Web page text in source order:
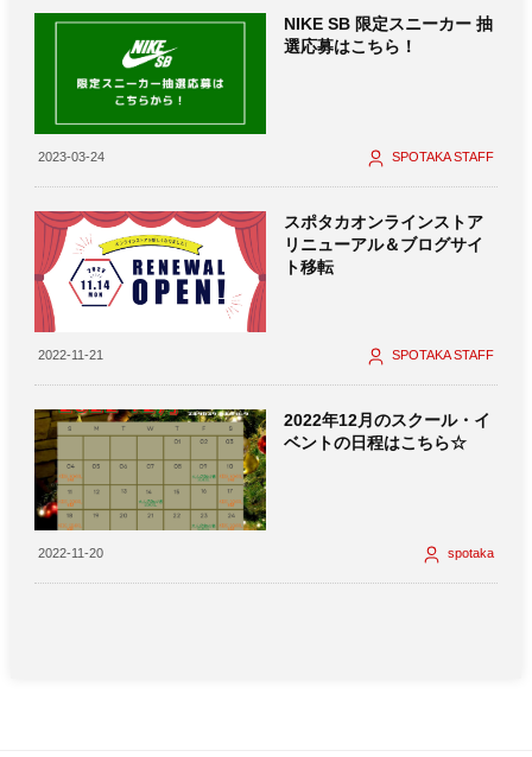
NIKE SB 限定スニーカー 抽
選応募はこちら！
2023-03-24 SPOTAKA STAFF
スポタカオンラインストア
リニューアル＆ブログサイ
ト移転
2022-11-21 SPOTAKA STAFF
2022年12月のスクール・イ
ベントの日程はこちら☆
2022-11-20 spotaka